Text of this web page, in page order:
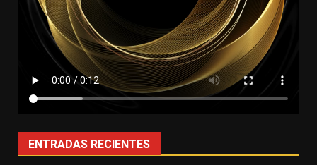
ENTRADAS RECIENTES